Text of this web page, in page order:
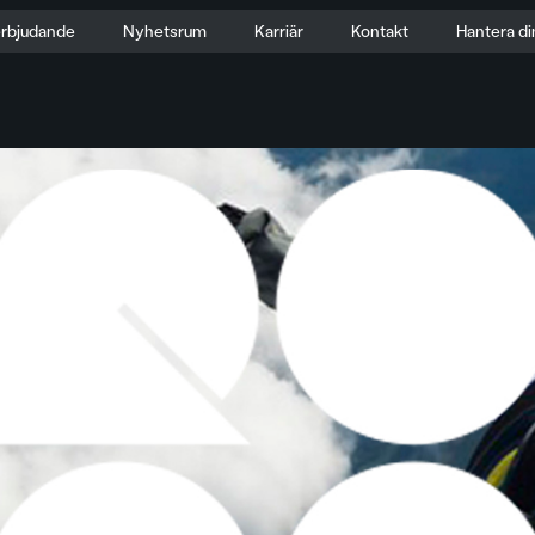
Nyhetsrum Karriär Kontakt Hantera